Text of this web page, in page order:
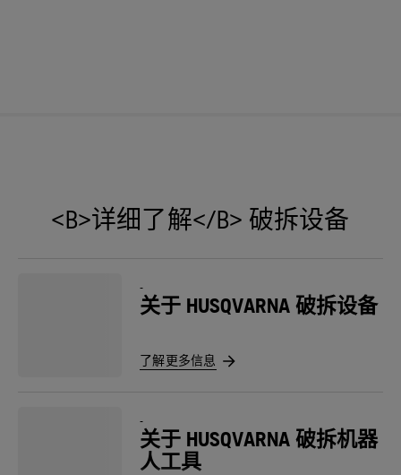
<B>详细了解</B> 破拆设备
-
关于 HUSQVARNA 破拆设备
了解更多信息
-
关于 HUSQVARNA 破拆机器
人工具